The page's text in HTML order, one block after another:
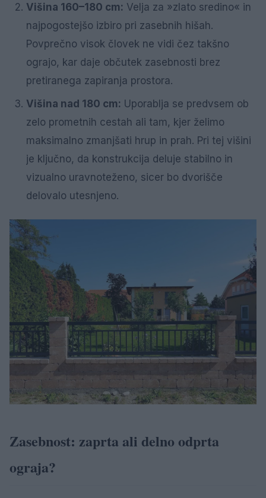
Višina 160–180 cm: Velja za »zlato sredino« in
najpogostejšo izbiro pri zasebnih hišah.
Povprečno visok človek ne vidi čez takšno
ograjo, kar daje občutek zasebnosti brez
pretiranega zapiranja prostora.
Višina nad 180 cm: Uporablja se predvsem ob
zelo prometnih cestah ali tam, kjer želimo
maksimalno zmanjšati hrup in prah. Pri tej višini
je ključno, da konstrukcija deluje stabilno in
vizualno uravnoteženo, sicer bo dvorišče
delovalo utesnjeno.
Zasebnost: zaprta ali delno odprta
ograja?